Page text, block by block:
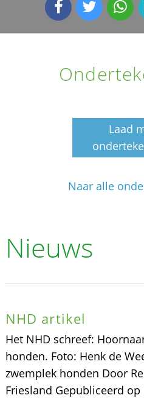
Laad
Naar alle
Nieuws
NHD artikel
Het NHD schreef:
honden. Foto: Henk de
zwemplek honden Door
Friesland Gepubliceerd op